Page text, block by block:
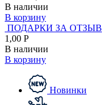
В наличии
В корзину
ПОДАРКИ ЗА ОТЗЫВ
1,00 Р
В наличии
В корзину
Новинки